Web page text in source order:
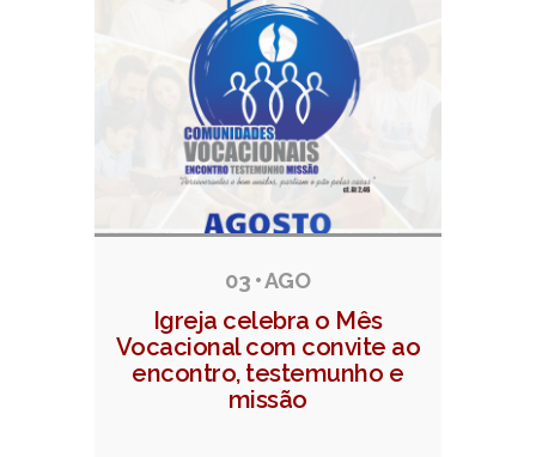
03 • AGO
Igreja celebra o Mês
Vocacional com convite ao
encontro, testemunho e
missão